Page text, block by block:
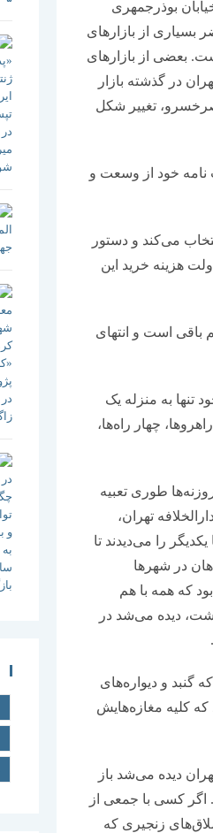
بوذرجمهری
بسیاری از بازارهای
بعضی از بازارهای
در گذشته بازار
تغییر شکل
نامه خود از وسعت و
می‌کند و دستور
هزینه خرید این
باقی است و انتهای
تنها به منزله یک
چهار راه‌ها،
طوری تعبیه
تهران،
را می‌دیدند تا
در شهرها
که همه با هم
دیده می‌شد در
گنبد و دیواره‌های
که کلیه مغازه‌هایش
دیده می‌شد باز
کسی با جمعی از
زنجیری که